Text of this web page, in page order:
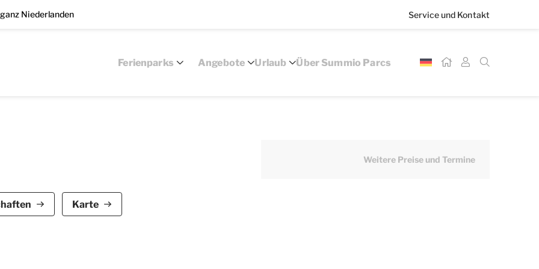
Niederlanden Service und Kontakt
Ferienparks Angebote Urlaub Über Summio Parcs
Duc de Brabant ist für bis zu 4 Personen geeignet.
und 1 Badezimmer, verteilt auf 2
ausgestattet.
Karte
Weitere Preise und Termine